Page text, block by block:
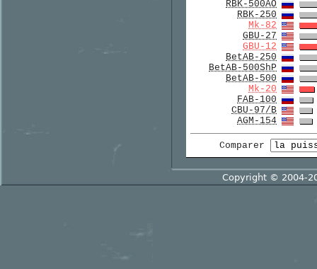
RBK-500AO
RBK-250
Mk-82
GBU-27
GBU-12
BetAB-250
BetAB-500ShP
BetAB-500
Mk-20
FAB-100
CBU-97/B
AGM-154
Comparer
Copyright © 2004-